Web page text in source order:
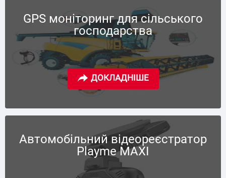
GPS моніторинг для сільського
господарства
Автомобільний відеореєстратор
Playme MAXI